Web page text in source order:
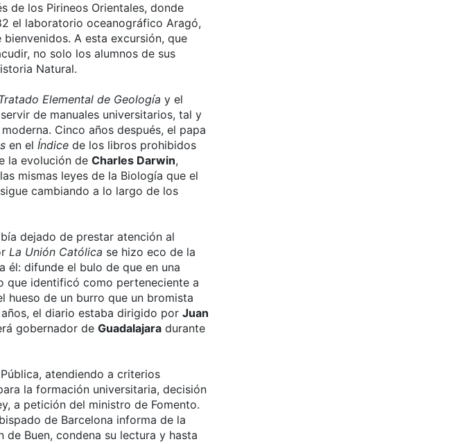
de los Pirineos Orientales, donde
el laboratorio oceanográfico Aragó,
A esta excursión, que
no solo los alumnos de sus
Natural.
Elemental de Geología y el
de manuales universitarios, tal y
Cinco años después, el papa
en el Índice de los libros prohibidos
la evolución de Charles Darwin,
mismas leyes de la Biología que el
cambiando a lo largo de los
dejado de prestar atención al
La Unión Católica se hizo eco de la
él: difunde el bulo de que en una
que identificó como perteneciente a
hueso de un burro que un bromista
el diario estaba dirigido por Juan
gobernador de Guadalajara durante
atendiendo a criterios
la formación universitaria, decisión
a petición del ministro de Fomento.
de Barcelona informa de la
de Buen, condena su lectura y hasta